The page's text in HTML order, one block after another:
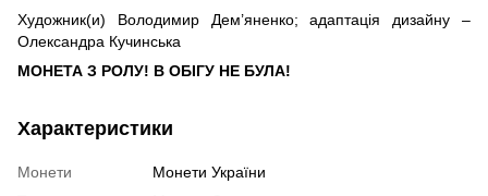
Художник(и) Володимир Дем’яненко; адаптація дизайну –
Олександра Кучинська
МОНЕТА З РОЛУ! В ОБІГУ НЕ БУЛА!
Характеристики
Монети
Монети України